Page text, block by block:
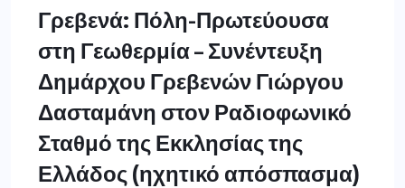
Γρεβενά: Πόλη-Πρωτεύουσα
στη Γεωθερμία – Συνέντευξη
Δημάρχου Γρεβενών Γιώργου
Δασταμάνη στον Ραδιοφωνικό
Σταθμό της Εκκλησίας της
Ελλάδος (ηχητικό απόσπασμα)